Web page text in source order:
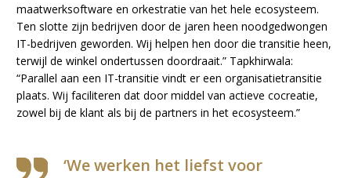
maatwerksoftware en orkestratie van het hele ecosysteem.
Ten slotte zijn bedrijven door de jaren heen noodgedwongen
IT-bedrijven geworden. Wij helpen hen door die transitie heen,
terwijl de winkel ondertussen doordraait.” Tapkhirwala:
“Parallel aan een IT-transitie vindt er een organisatietransitie
plaats. Wij faciliteren dat door middel van actieve cocreatie,
zowel bij de klant als bij de partners in het ecosysteem.”
‘We werken het liefst voor